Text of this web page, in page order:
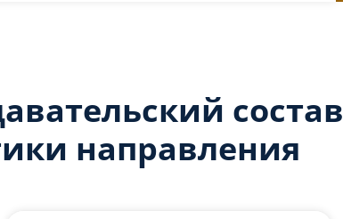
состав
направления